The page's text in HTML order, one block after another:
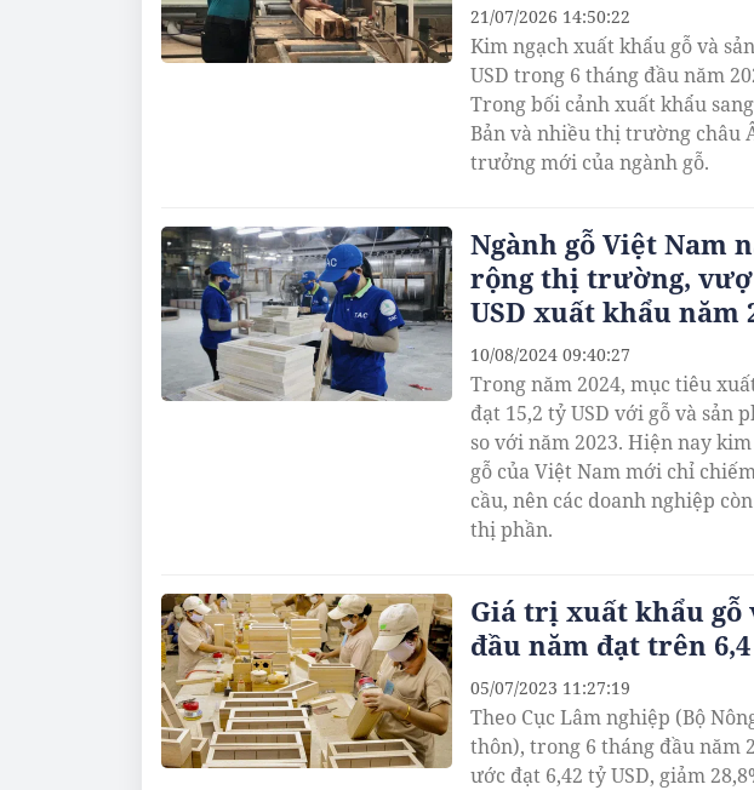
Kim ngạch xuất khẩu gỗ và
USD trong 6 tháng đầu năm
Trong bối cảnh xuất khẩu
Bản và nhiều thị trường châu
trưởng mới của ngành gỗ.
21/07/2026 14:50:22
Ngành gỗ Việt Nam
rộng thị trường,
USD xuất khẩu năm
Trong năm 2024, mục tiêu
đạt 15,2 tỷ USD với gỗ và sản
so với năm 2023. Hiện nay
gỗ của Việt Nam mới chỉ
cầu, nên các doanh nghiệp
thị phần.
10/08/2024 09:40:27
Giá trị xuất khẩu gỗ
đầu năm đạt trên 6,4
Theo Cục Lâm nghiệp (Bộ
thôn), trong 6 tháng đầu năm
ước đạt 6,42 tỷ USD, giảm
05/07/2023 11:27:19